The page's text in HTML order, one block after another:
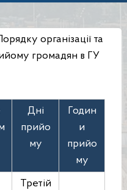
організації та
громадян в ГУ
Дні
прийо
му
Годин
и
прийо
му
Третій